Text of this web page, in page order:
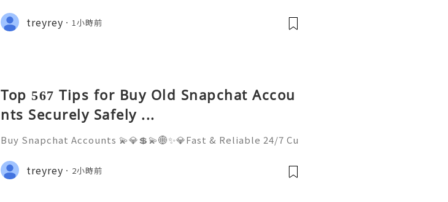
ide 2026) 💫💎💲💫🌐✨💎Fast & Reliable 24/7 Customer Suppo
rt 💫💎💲💫🌐✨💎WhatsApp :+1 (506) 541-7
treyrey 1小時前
Top 567 Tips for Buy Old Snapchat Accou
nts Securely Safely ...
Buy Snapchat Accounts 💫💎💲💫🌐✨💎Fast & Reliable 24/7 Cu
💫💎💲💫🌐✨💎Telegram: @usadigitalhub 💫💎💲💫🌐✨💎Discor
d: usadigitalhub 💫💎💲💫🌐✨💎Email:usadigitalhubsell@gmai
treyrey 2小時前